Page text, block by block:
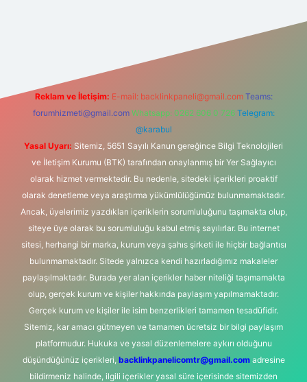
Reklam ve İletişim: E-mail: backlinkpaneli@gmail.com Teams:
forumhizmeti@gmail.com Whatsapp: 0262 606 0 726 Telegram:
@karabul
Yasal Uyarı: Sitemiz, 5651 Sayılı Kanun gereğince Bilgi Teknolojileri
ve İletişim Kurumu (BTK) tarafından onaylanmış bir Yer Sağlayıcı
olarak hizmet vermektedir. Bu nedenle, sitedeki içerikleri proaktif
olarak denetleme veya araştırma yükümlülüğümüz bulunmamaktadır.
Ancak, üyelerimiz yazdıkları içeriklerin sorumluluğunu taşımakta olup,
siteye üye olarak bu sorumluluğu kabul etmiş sayılırlar. Bu internet
sitesi, herhangi bir marka, kurum veya şahıs şirketi ile hiçbir bağlantısı
bulunmamaktadır. Sitede yalnızca kendi hazırladığımız makaleler
paylaşılmaktadır. Burada yer alan içerikler haber niteliği taşımamakta
olup, gerçek kurum ve kişiler hakkında paylaşım yapılmamaktadır.
Gerçek kurum ve kişiler ile isim benzerlikleri tamamen tesadüfidir.
Sitemiz, kar amacı gütmeyen ve tamamen ücretsiz bir bilgi paylaşım
platformudur. Hukuka ve yasal düzenlemelere aykırı olduğunu
düşündüğünüz içerikleri, backlinkpanelicomtr@gmail.comadresine
bildirmeniz halinde, ilgili içerikler yasal süre içerisinde sitemizden